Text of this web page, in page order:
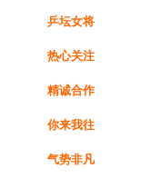
乒坛女将
热心关注
精诚合作
你来我往
气势非凡